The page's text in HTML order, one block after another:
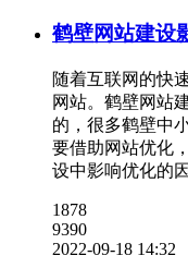
鹤壁网站建设
随着互联网的快
网站。鹤壁网站
的，很多鹤壁中
要借助网站优化
设中影响优化的
1878
9390
2022-09-18 14:32